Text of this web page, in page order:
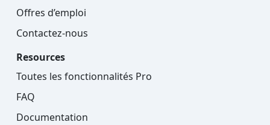
Offres d’emploi
Contactez-nous
Resources
Toutes les fonctionnalités Pro
FAQ
Documentation